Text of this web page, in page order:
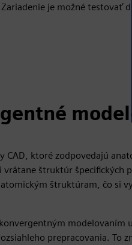
je možné testovať
CAD, ktoré zodpovedajú
vrátane štruktúr špecifických
štruktúram, čo si
modelovaním
prepracovania. To